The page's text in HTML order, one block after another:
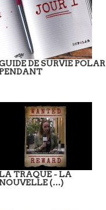
DE SURVIE POLAR
PENDANT
LA TRAQUE - LA
NOUVELLE (…)